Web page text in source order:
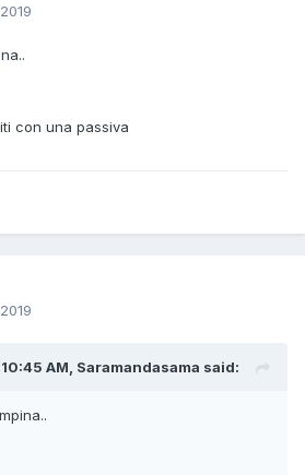
con una passiva
AM, Saramandasama said: